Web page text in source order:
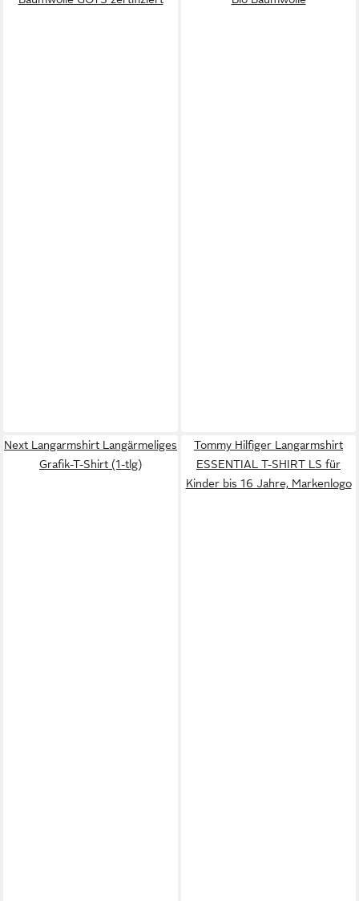
Next Langarmshirt Langärmeliges
Grafik-T-Shirt (1-tlg)
Tommy Hilfiger Langarmshirt
ESSENTIAL T-SHIRT LS für
Kinder bis 16 Jahre, Markenlogo